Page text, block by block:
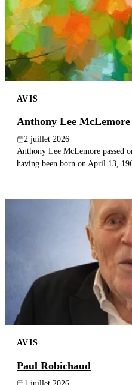
AVIS
Anthony Lee McLemore
2 juillet 2026
Anthony Lee McLemore passed
having been born on April 13,
AVIS
Paul Robichaud